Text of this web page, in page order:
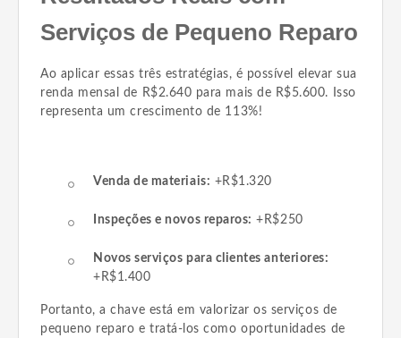
Serviços de Pequeno Reparo
Ao aplicar essas três estratégias, é possível elevar sua
renda mensal de R$2.640 para mais de R$5.600. Isso
representa um crescimento de 113%!
Venda de materiais: +R$1.320
Inspeções e novos reparos: +R$250
Novos serviços para clientes anteriores:
+R$1.400
Portanto, a chave está em valorizar os serviços de
pequeno reparo e tratá-los como oportunidades de